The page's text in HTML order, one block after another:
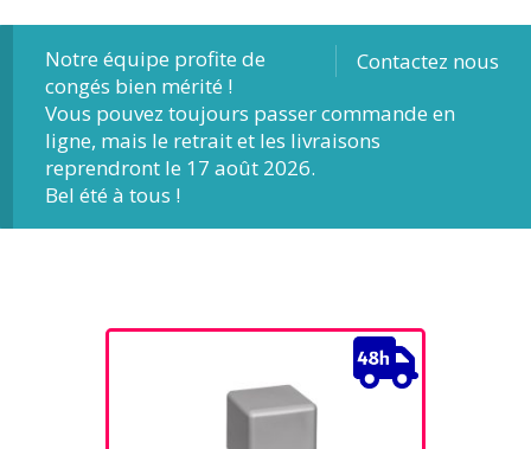
Contactez nous
Notre équipe profite de
congés bien mérité !
Vous pouvez toujours passer commande en
ligne, mais le retrait et les livraisons
reprendront le 17 août 2026.
Bel été à tous !